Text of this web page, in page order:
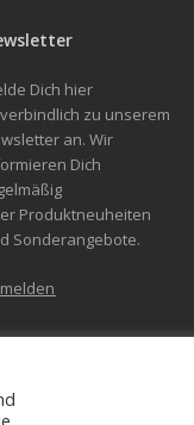
Dich hier
zu unserem
an. Wir
Dich
Produktneuheiten
Sonderangebote.
und Umtausch (Wiederruf)